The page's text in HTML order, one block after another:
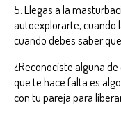
5. Llegas a la
autoexplorarte, cuando
cuando debes saber
¿Reconociste alguna
que te hace falta es
con tu pareja para